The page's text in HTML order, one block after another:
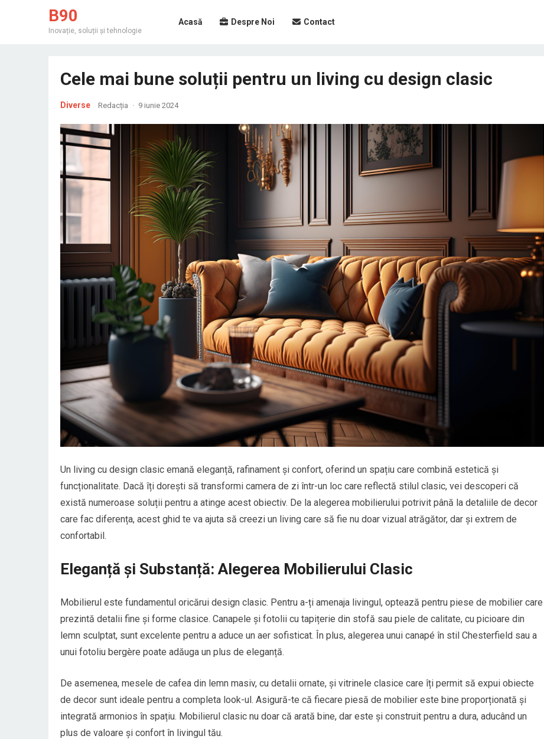
B90
Inovație, soluții și tehnologie
Acasă Despre Noi Contact
Cele mai bune soluții pentru un living cu design clasic
Diverse Redacția · 9 iunie 2024
Un living cu design clasic emană eleganță, rafinament și confort, oferind un spațiu care combină estetică și
funcționalitate. Dacă îți dorești să transformi camera de zi într-un loc care reflectă stilul clasic, vei descoperi că
există numeroase soluții pentru a atinge acest obiectiv. De la alegerea mobilierului potrivit până la detaliile de decor
care fac diferența, acest ghid te va ajuta să creezi un living care să fie nu doar vizual atrăgător, dar și extrem de
confortabil.
Eleganță și Substanță: Alegerea Mobilierului Clasic
Mobilierul este fundamentul oricărui design clasic. Pentru a-ți amenaja livingul, optează pentru piese de mobilier care
prezintă detalii fine și forme clasice. Canapele și fotolii cu tapițerie din stofă sau piele de calitate, cu picioare din
lemn sculptat, sunt excelente pentru a aduce un aer sofisticat. În plus, alegerea unui canapé în stil Chesterfield sau a
unui fotoliu bergère poate adăuga un plus de eleganță.
De asemenea, mesele de cafea din lemn masiv, cu detalii ornate, și vitrinele clasice care îți permit să expui obiecte
de decor sunt ideale pentru a completa look-ul. Asigură-te că fiecare piesă de mobilier este bine proporționată și
integrată armonios în spațiu. Mobilierul clasic nu doar că arată bine, dar este și construit pentru a dura, aducând un
plus de valoare și confort în livingul tău.